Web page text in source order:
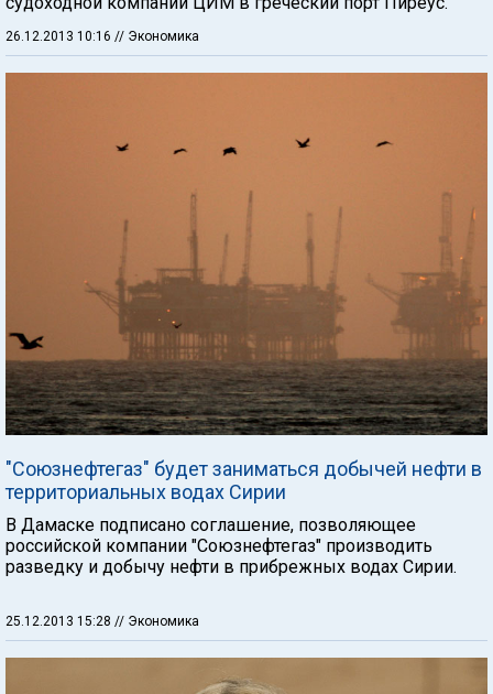
26.12.2013 10:16 // Экономика
"Союзнефтегаз" будет заниматься добычей нефти в
территориальных водах Сирии
В Дамаске подписано соглашение, позволяющее
российской компании "Союзнефтегаз" производить
разведку и добычу нефти в прибрежных водах Сирии.
25.12.2013 15:28 // Экономика